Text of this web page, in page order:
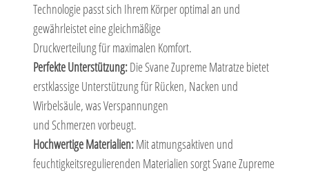
Technologie passt sich Ihrem Körper optimal an und
gewährleistet eine gleichmäßige
Druckverteilung für maximalen Komfort.
Perfekte Unterstützung:Die Svane Zupreme Matratze bietet
erstklassige Unterstützung für Rücken, Nacken und
Wirbelsäule, was Verspannungen
und Schmerzen vorbeugt.
Hochwertige Materialien:Mit atmungsaktiven und
feuchtigkeitsregulierenden Materialien sorgt Svane Zupreme